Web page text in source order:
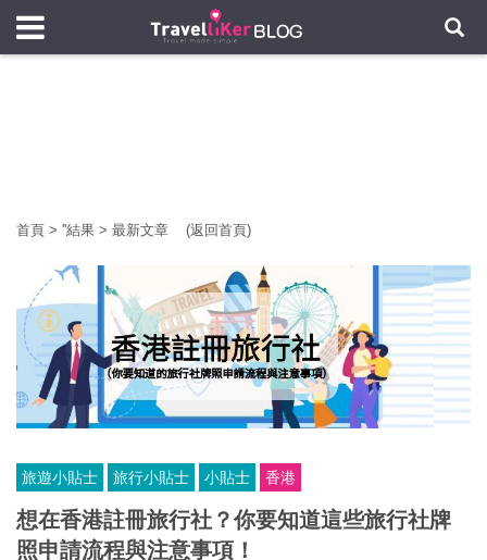
首頁 > ''結果 > 最新文章 (返回首頁)
旅遊小貼士 旅行小貼士 小貼士 香港
想在香港註冊旅行社？你要知道這些旅行社牌
照申請流程與注意事項！